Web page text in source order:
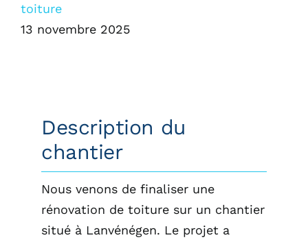
toiture
13 novembre 2025
Description du
chantier
Nous venons de finaliser une
rénovation de toiture sur un chantier
situé à Lanvénégen. Le projet a